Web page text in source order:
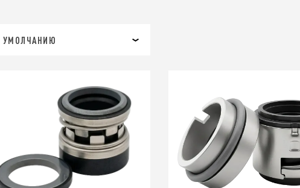
УМОЛЧАНИЮ